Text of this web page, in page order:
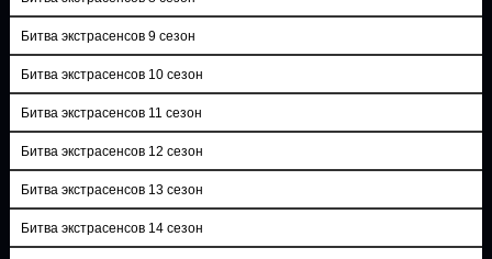
Битва экстрасенсов 9 сезон
Битва экстрасенсов 10 сезон
Битва экстрасенсов 11 сезон
Битва экстрасенсов 12 сезон
Битва экстрасенсов 13 сезон
Битва экстрасенсов 14 сезон